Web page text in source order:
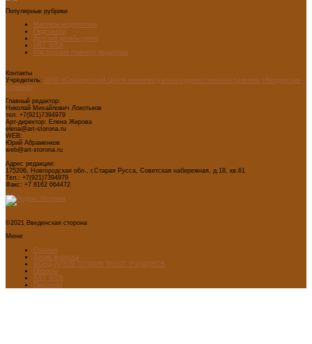
Популярные рубрики
Мастера модернизма
Педсоветы
Детский дизайн-центр
ART WEB
Мастерская главного редактора
Контакты
Учредитель: АНО «Старорусский Центр интеллектуально-художественного развития «Введенская
сторона»
Главный редактор:
Николай Михайлович Локотьков
тел. +7(921)7394979
Арт-директор: Елена Жирова
elena@art-storona.ru
WEB:
Юрий Абраменков
web@art-storona.ru
Адрес редакции:
175206, Новгородская обл., г.Старая Русса, Советская набережная, д.18, кв.61
Тел.: +7(921)7394979
Факс: +7 8162 664472
©2021 Введенская сторона
Меню
Главная
Архив журнала
ФОНД-АРХИВ ЛУЧШИХ РАБОТ УЧАЩИХСЯ
Проекты
ART WEB
Партнеры